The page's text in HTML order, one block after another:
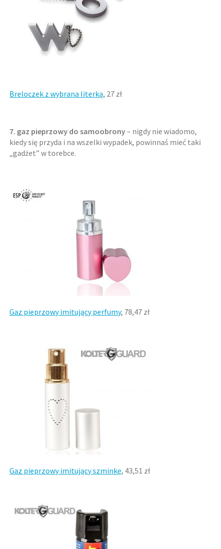
Breloczek z wybrana literką, 27 zł
7. gaz pieprzowy do samoobrony– nigdy nie wiadomo,
kiedy się przyda i na wszelki wypadek, powinnaś mieć taki
„gadżet” w torebce.
Gaz pieprzowy imitujący perfumy, 78,47 zł
Gaz pieprzowy imitujący szminkę, 43,51 zł